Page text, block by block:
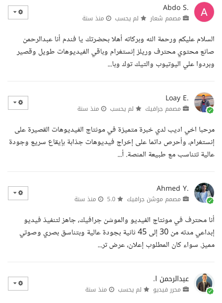
Abdo S.
مصمم شعار لم يحسب منذ سنة
السلام عليكم ورحمة الله وبركاته أهلا بحضرتك يا فندم أنا عبدالرحمن
صانع محتوي محترف وريلز إنستغرام وباقي الفيديوهات طويل وقصير
وبردوا علي اليوتيوب والتيك توك وبا...
Loay E.
مصمم جرافيك لم يحسب منذ سنة
مرحبا اخي اديب لدي خبرة متميزة في مونتاج الفيديوهات القصيرة على
إنستغرام، وأحرص دائما على إخراج فيديوهات جذابة بإيقاع سريع وجودة
عالية تتناسب مع طبيعة المنصة. أ...
Ahmed Y.
مصمم موشن جرافيك منذ سنة
أنا محترف في مونتاج الفيديو والموشن جرافيك، جاهز لتنفيذ فيديو
إبداعي مدته من 30 إلى 45 ثانية بجودة عالية وبتناسق بصري وصوتي
مميز. سواء كان المطلوب إعلان، عرض تر...
عبدالرحمن ا.
محرر فيديو لم يحسب منذ سنة